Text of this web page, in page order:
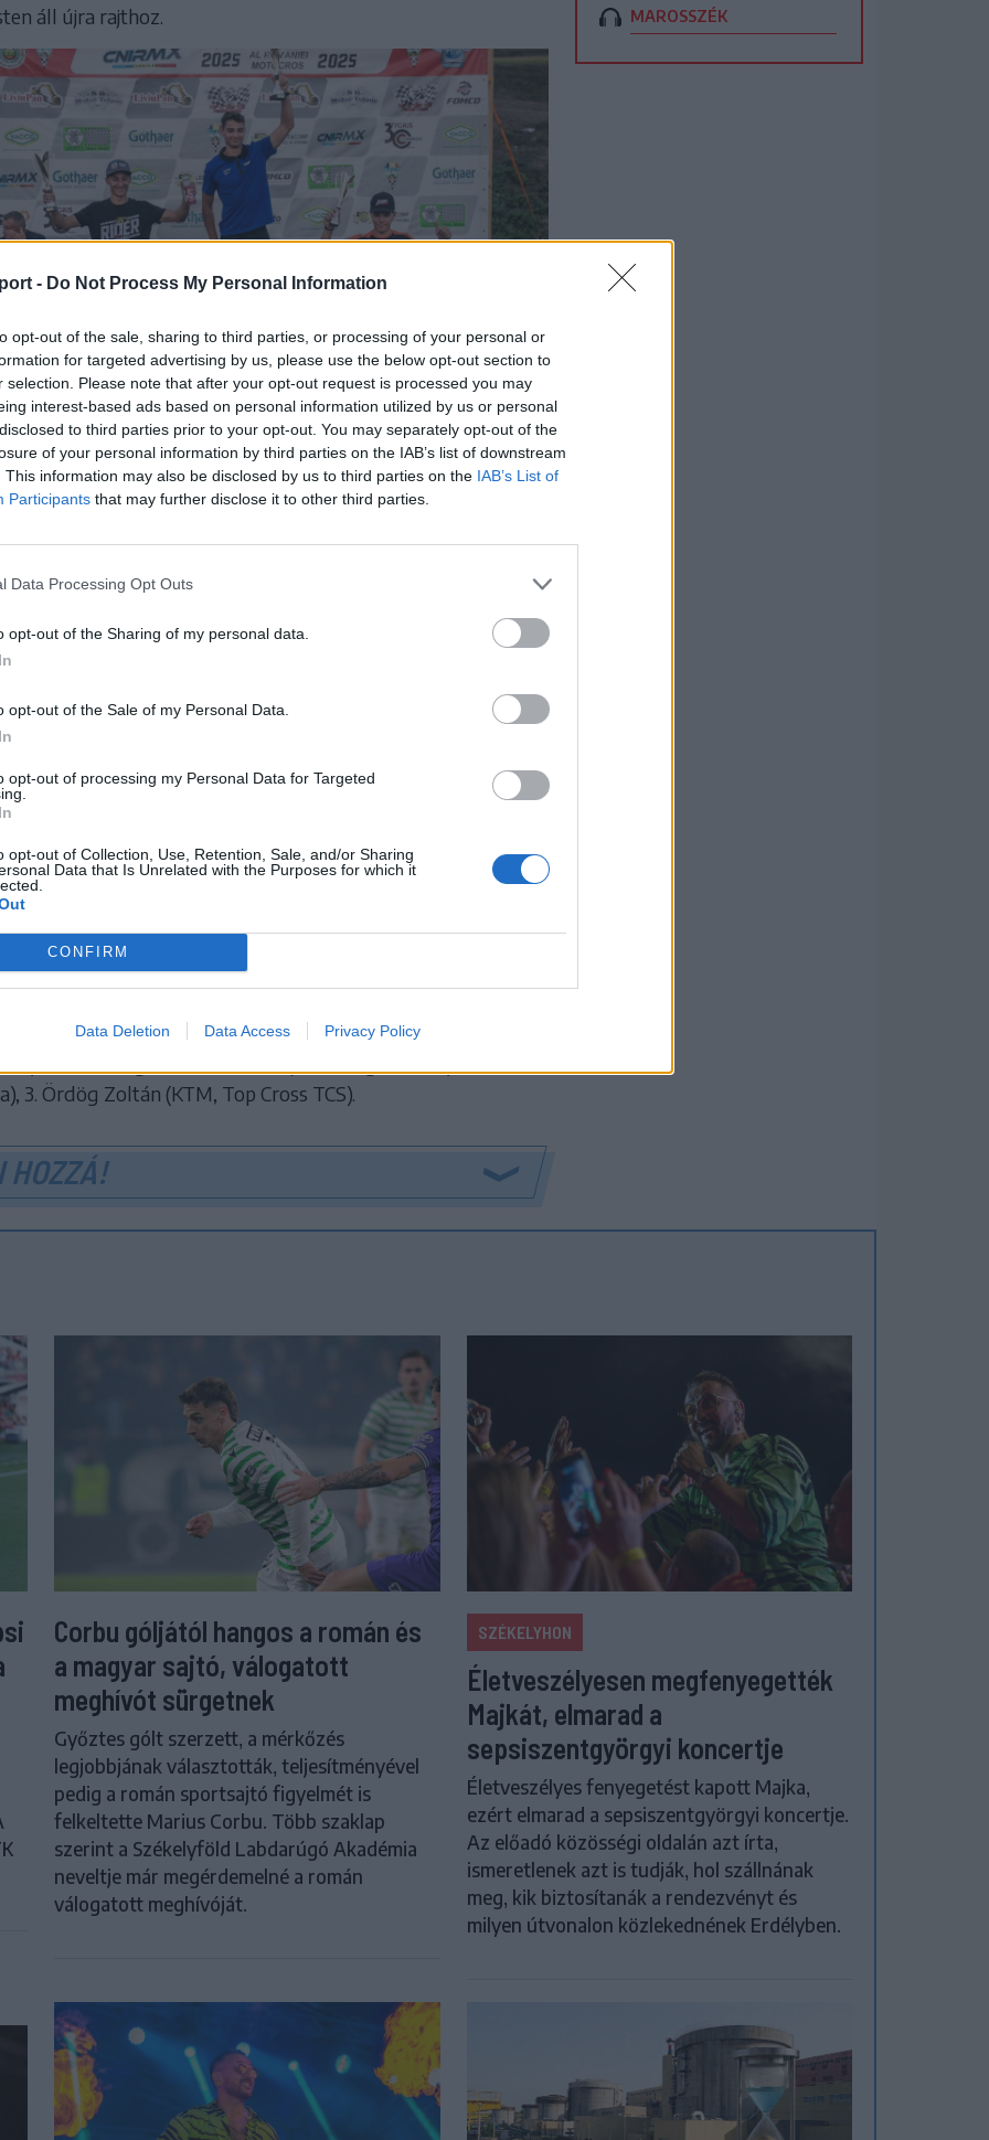
- Do Not Process My Personal Information
opt-out of the sale, sharing to third parties, or processing of your personal or
for targeted advertising by us, please use the below opt-out section to
selection. Please note that after your opt-out request is processed you may
interest-based ads based on personal information utilized by us or personal
to third parties prior to your opt-out. You may separately opt-out of the
of your personal information by third parties on the IAB’s list of downstream
This information may also be disclosed by us to third parties on the IAB’s List of
Participants that may further disclose it to other third parties.
Data Processing Opt Outs
opt-out of the Sharing of my personal data.
opt-out of the Sale of my Personal Data.
opt-out of processing my Personal Data for Targeted
opt-out of Collection, Use, Retention, Sale, and/or Sharing
Data that Is Unrelated with the Purposes for which it
CONFIRM
Data Deletion Data Access Privacy Policy
áll újra rajthoz.
száradó pálya nem könnyítette meg a versenyzők
Ördög Zoltán kihozta a lehető legtöbbet a viadalból, az
intették le, a másodikon pedig harmadikként ért
harmadik helyen zárt.
elégedetlen, nagyon jó volt újra versenyezni a
szünet után.
indultam a kétütemű motorkerékpárok (EMX2T)
bajnokságon, de azért jó, hogy elkezdődött a szezon
részt venni a német ADAC-sorozat utolsó fordulóján,
elküldte nevezését, és most a szervezők visszajelzésére vár.
bajnokság, 7. forduló, Nyárádtő:
3. Ördög Zoltán (KTM, Top Cross TCS).
HOZZÁ!
MAROSSZÉK
Corbu góljától hangos a román és
a magyar sajtó, válogatott
meghívót sürgetnek
Győztes gólt szerzett, a mérkőzés
legjobbjának választották, teljesítményével
pedig a román sportsajtó figyelmét is
felkeltette Marius Corbu. Több szaklap
szerint a Székelyföld Labdarúgó Akadémia
neveltje már megérdemelné a román
válogatott meghívóját.
SZÉKELYHON
Életveszélyesen megfenyegették
Majkát, elmarad a
sepsiszentgyörgyi koncertje
Életveszélyes fenyegetést kapott Majka,
ezért elmarad a sepsiszentgyörgyi koncertje.
Az előadó közösségi oldalán azt írta,
ismeretlenek azt is tudják, hol szállnának
meg, kik biztosítanák a rendezvényt és
milyen útvonalon közlekednének Erdélyben.